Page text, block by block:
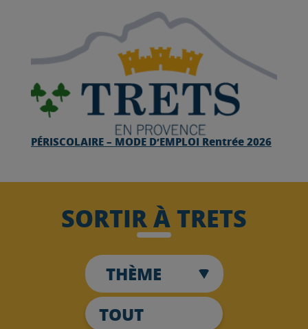
PÉRISCOLAIRE – MODE D’EMPLOI Rentrée 2026
SORTIR À TRETS
THÈME
TOUT